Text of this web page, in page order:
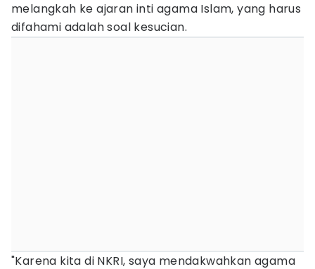
melangkah ke ajaran inti agama Islam, yang harus
difahami adalah soal kesucian.
"Karena kita di NKRI, saya mendakwahkan agama